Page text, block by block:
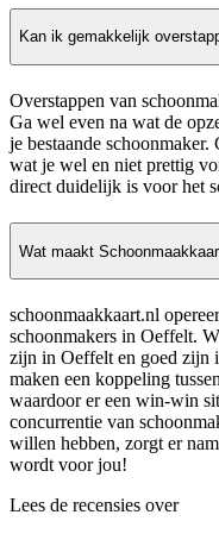
Kan ik gemakkelijk
Overstappen van
Ga wel even na wat de
je bestaande
wat je wel en niet prettig
direct duidelijk is voor het
Wat maakt
schoonmaakkaart.nl
schoonmakers in Oeffelt.
zijn in Oeffelt en goed zijn
maken een koppeling
waardoor er een win-win
concurrentie van
willen hebben, zorgt er
wordt voor jou!
Lees de recensies over